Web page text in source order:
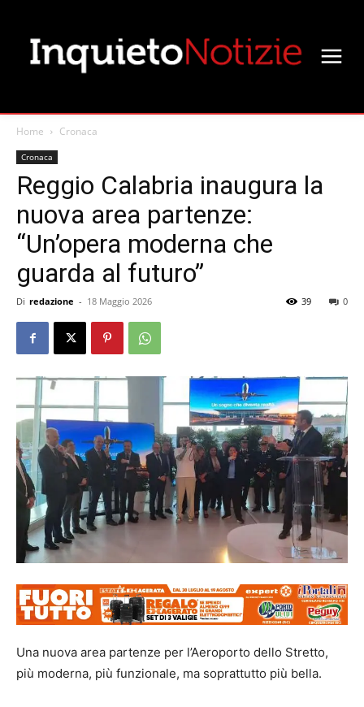
Home Cronaca
Cronaca
Reggio Calabria inaugura la
nuova area partenze:
“Un’opera moderna che
guarda al futuro”
Di redazione - 18 Maggio 2026 0
39
Una nuova area partenze per l’Aeroporto dello Stretto,
più moderna, più funzionale, ma soprattutto più bella.